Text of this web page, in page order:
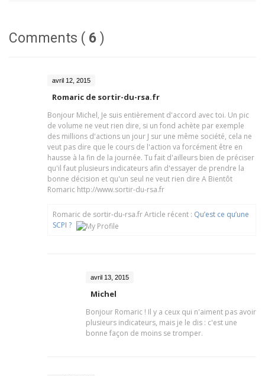
Comments ( 6 )
avril 12, 2015
Romaric de sortir-du-rsa.fr
Bonjour Michel, Je suis entièrement d'accord avec toi. Un pic
de volume ne veut rien dire, si un fond achète par exemple
des millions d'actions un jour J sur une même société, cela ne
veut pas dire que le cours de l'action va forcément être en
hausse à la fin de la journée. Tu fait d'ailleurs bien de préciser
qu'il faut plusieurs indicateurs afin d'essayer de prendre la
bonne décision et qu'un seul ne veut rien dire A Bientôt
Romaric http://www.sortir-du-rsa.fr
Romaric de sortir-du-rsa.fr Article récent : Qu’est ce qu’une
SCPI ?
avril 13, 2015
Michel
Bonjour Romaric ! Il y a ceux qui n'aiment pas avoir
plusieurs indicateurs, mais je le dis : c'est une
bonne façon de moins se tromper.